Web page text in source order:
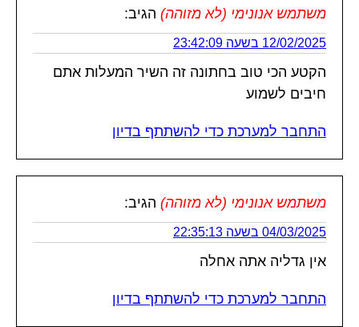
משתמש אנונימי (לא מזוהה) הגיב:
12/02/2025 בשעה 23:42:09
הקטע הכי טוב בחתונה זה השיר המעלות אתם
חיבים לשמוע
התחבר למערכת כדי להשתתף בדיון
משתמש אנונימי (לא מזוהה) הגיב:
04/03/2025 בשעה 22:35:13
אין גדליה אתה אחלה
התחבר למערכת כדי להשתתף בדיון